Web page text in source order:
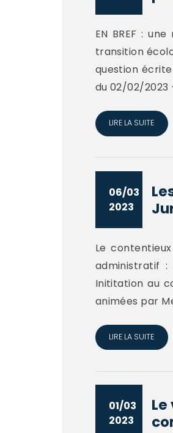
EN BREF :
transition
question
du 02/02/2023
LIRE LA SUITE
06/03
2023
Le
administratif :
Inititation au
animées par
LIRE LA SUITE
01/03
2023